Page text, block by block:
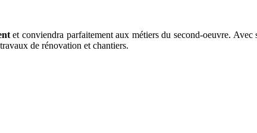
et conviendra parfaitement aux métiers du second-oeuvre. Avec
de rénovation et chantiers.